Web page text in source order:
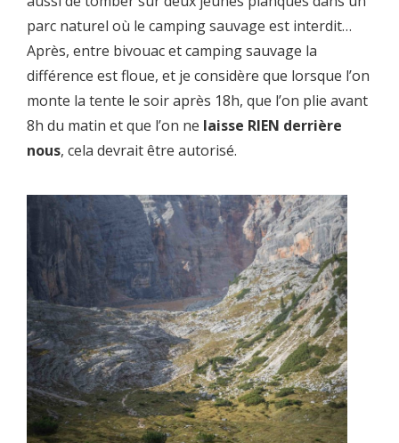
parc naturel où le camping sauvage est interdit…
Après, entre bivouac et camping sauvage la
différence est floue, et je considère que lorsque l’on
monte la tente le soir après 18h, que l’on plie avant
8h du matin et que l’on ne laisse RIEN derrière
nous, cela devrait être autorisé.